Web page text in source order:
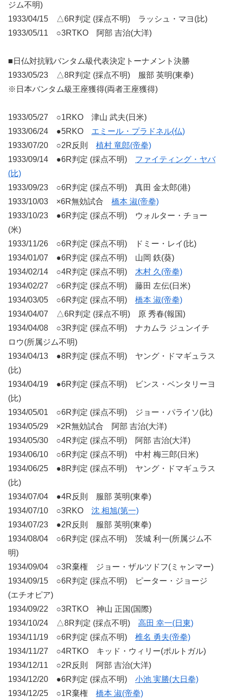
ジム不明)
1933/04/15 △6R判定 (採点不明) ラッシュ・マヨ(比)
1933/05/11 ○3RTKO 阿部 吉治(大洋)
■日仏対抗戦バンタム級代表決定トーナメント決勝
1933/05/23 △8R判定 (採点不明) 服部 英明(東拳)
※日本バンタム級王座獲得(両者王座獲得)
1933/05/27 ○1RKO 津山 武夫(日米)
1933/06/24 ●5RKO エミール・プラドネル(仏)
1933/07/20 ○2R反則 植村 竜郎(帝拳)
1933/09/14 ●6R判定 (採点不明) ファイティング・ヤバ
(比)
1933/09/23 ○6R判定 (採点不明) 真田 金太郎(港)
1933/10/03 ×6R無効試合 橋本 淑(帝拳)
1933/10/23 ●6R判定 (採点不明) ウォルター・チョー
(米)
1933/11/26 ○6R判定 (採点不明) ドミー・レイ(比)
1934/01/07 ●6R判定 (採点不明) 山岡 鉄(葵)
1934/02/14 ○4R判定 (採点不明) 木村 久(帝拳)
1934/02/27 ○6R判定 (採点不明) 藤田 左伝(日米)
1934/03/05 ○6R判定 (採点不明) 橋本 淑(帝拳)
1934/04/07 △6R判定 (採点不明) 原 秀春(報国)
1934/04/08 ○3R判定 (採点不明) ナカムラ ジュンイチ
ロウ(所属ジム不明)
1934/04/13 ●8R判定 (採点不明) ヤング・ドマギュラス
(比)
1934/04/19 ●6R判定 (採点不明) ビンス・ベンタリーヨ
(比)
1934/05/01 ○6R判定 (採点不明) ジョー・パライソ(比)
1934/05/29 ×2R無効試合 阿部 吉治(大洋)
1934/05/30 ○4R判定 (採点不明) 阿部 吉治(大洋)
1934/06/10 ○6R判定 (採点不明) 中村 梅三郎(日米)
1934/06/25 ●8R判定 (採点不明) ヤング・ドマギュラス
(比)
1934/07/04 ●4R反則 服部 英明(東拳)
1934/07/10 ○3RKO 沈 相旭(第一)
1934/07/23 ●2R反則 服部 英明(東拳)
1934/08/04 ○6R判定 (採点不明) 茨城 利一(所属ジム不
明)
1934/09/04 ○3R棄権 ジョー・ザルツドフ(ミャンマー)
1934/09/15 ○6R判定 (採点不明) ピーター・ジョージ
(エチオピア)
1934/09/22 ○3RTKO 神山 正国(国際)
1934/10/24 △8R判定 (採点不明) 高田 幸一(日東)
1934/11/19 ○6R判定 (採点不明) 椎名 勇夫(帝拳)
1934/11/27 ○4RTKO キッド・ウィリー(ポルトガル)
1934/12/11 ○2R反則 阿部 吉治(大洋)
1934/12/20 ●6R判定 (採点不明) 小池 実勝(大日拳)
1934/12/25 ○1R棄権 橋本 淑(帝拳)